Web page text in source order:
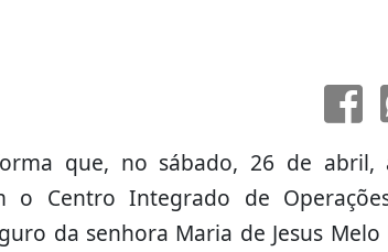
que, no sábado, 26 de abril,
o Centro Integrado de
da senhora Maria de Jesus Melo